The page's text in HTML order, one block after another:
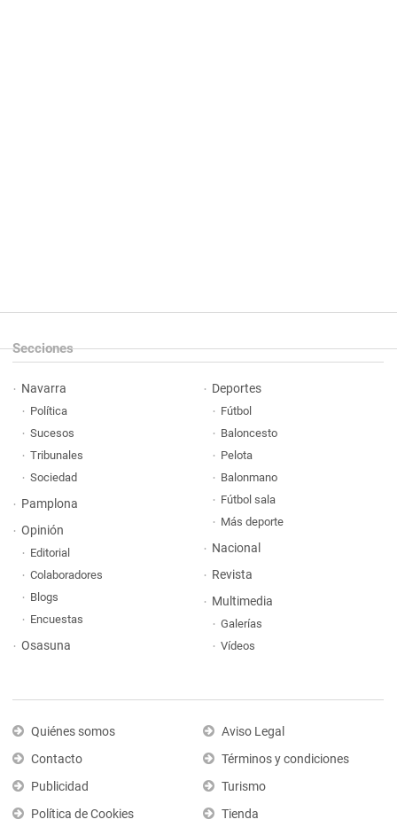
Secciones
Navarra
Política
Sucesos
Tribunales
Sociedad
Pamplona
Opinión
Editorial
Colaboradores
Blogs
Encuestas
Osasuna
Deportes
Fútbol
Baloncesto
Pelota
Balonmano
Fútbol sala
Más deporte
Nacional
Revista
Multimedia
Galerías
Vídeos
Quiénes somos
Contacto
Publicidad
Política de Cookies
Aviso Legal
Términos y condiciones
Turismo
Tienda